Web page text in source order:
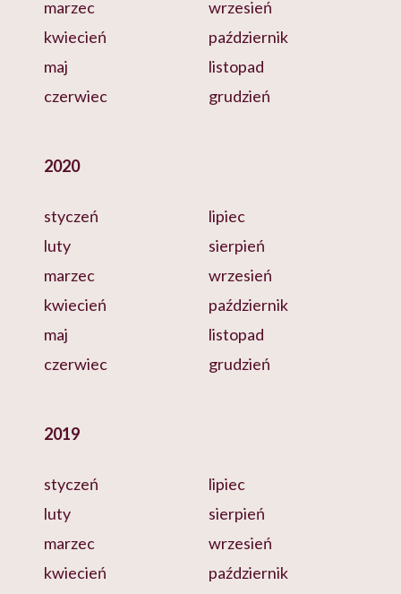
marzec
kwiecień
maj
czerwiec
wrzesień
październik
listopad
grudzień
2020
styczeń
luty
marzec
kwiecień
maj
czerwiec
lipiec
sierpień
wrzesień
październik
listopad
grudzień
2019
styczeń
luty
marzec
kwiecień
lipiec
sierpień
wrzesień
październik